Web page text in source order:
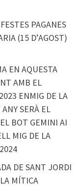
PAGANES
(15 D’AGOST)
EN AQUESTA
AMB EL
ENMIG DE LA
SERÀ EL
BOT GEMINI AI
MIG DE LA
DE SANT JORDI
MÍTICA